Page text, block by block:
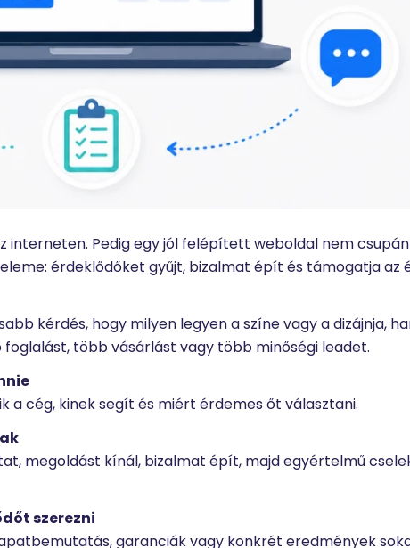
interneten. Pedig egy jól felépített weboldal nem
érdeklődőket gyűjt, bizalmat épít és támogatja az
kérdés, hogy milyen legyen a színe vagy a dizájnja,
több vásárlást vagy több minőségi leadet.
a cég, kinek segít és miért érdemes őt választani.
megoldást kínál, bizalmat épít, majd egyértelmű
szerezni
garanciák vagy konkrét eredmények